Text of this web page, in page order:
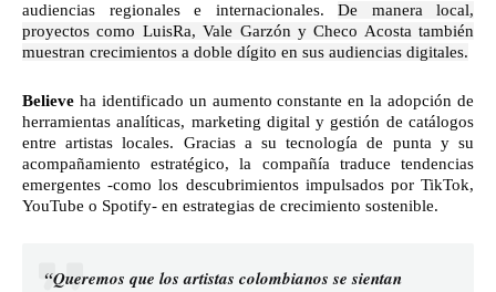
audiencias regionales e internacionales.
De manera local,
proyectos como LuisRa, Vale Garzón y Checo Acosta también
muestran crecimientos a doble dígito en sus audiencias digitales.
Believe ha identificado un aumento constante en la adopción de
herramientas analíticas, marketing digital y gestión de catálogos
entre artistas locales. Gracias a su tecnología de punta y su
acompañamiento estratégico, la compañía traduce tendencias
emergentes -como los descubrimientos impulsados por TikTok,
YouTube o Spotify- en estrategias de crecimiento sostenible.
“Queremos que los artistas colombianos se sientan